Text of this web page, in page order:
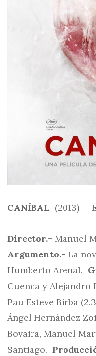
CANÍBAL (2013)
Director.- Manuel
Argumento.- La
Humberto Arenal.
Cuenca y Alejandro
Pau Esteve Birba
Ángel Hernández
Bovaira, Manuel
Santiago.